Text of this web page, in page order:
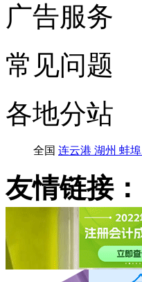
广告服务
常见问题
各地分站
全国 连云港 湖州 蚌埠
友情链接：